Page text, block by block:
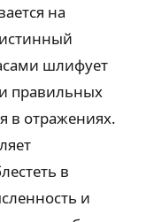
на
шлифует
правильных
в отражениях.
в
и